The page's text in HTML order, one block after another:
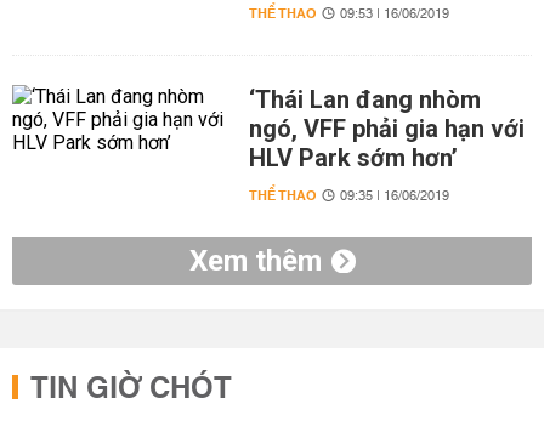
THỂ THAO 09:53 | 16/06/2019
‘Thái Lan đang nhòm
ngó, VFF phải gia hạn với
HLV Park sớm hơn’
THỂ THAO 09:35 | 16/06/2019
Xem thêm
TIN GIỜ CHÓT